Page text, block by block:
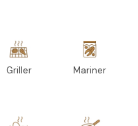
Griller Mariner